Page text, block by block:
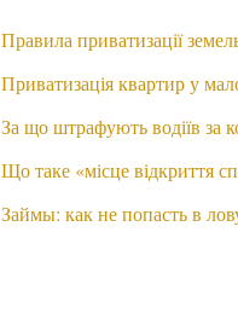
Правила приватизації
Приватизація квартир у
За що штрафують водіїв за
Що таке «місце відкриття
Займы: как не попасть в